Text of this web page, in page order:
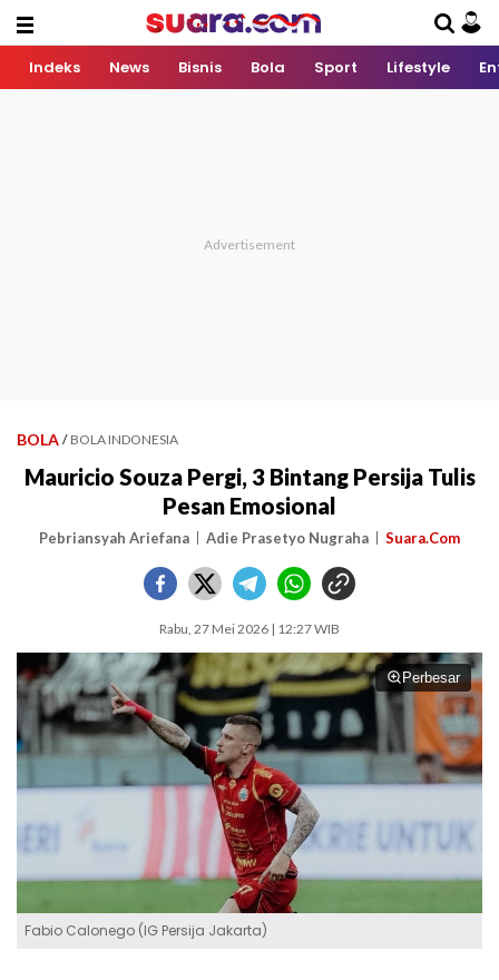
Indeks News Bisnis Bola Sport Lifestyle
BOLA / BOLA INDONESIA
Mauricio Souza Pergi, 3 Bintang Persija Tulis
Pesan Emosional
Pebriansyah Ariefana Adie Prasetyo Nugraha Suara.Com
Rabu, 27 Mei 2026 | 12:27 WIB
Perbesar
Fabio Calonego (IG Persija Jakarta)